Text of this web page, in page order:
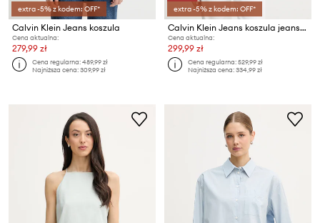
extra -5% z kodem: OFF*
Calvin Klein Jeans koszula
Cena aktualna:
279,99 zł
Cena regularna:489,99 zł
Najniższa cena:309,99 zł
extra -5% z kodem: OFF*
Calvin Klein Jeans koszula jeansowa
Cena aktualna:
299,99 zł
Cena regularna:529,99 zł
Najniższa cena:334,99 zł